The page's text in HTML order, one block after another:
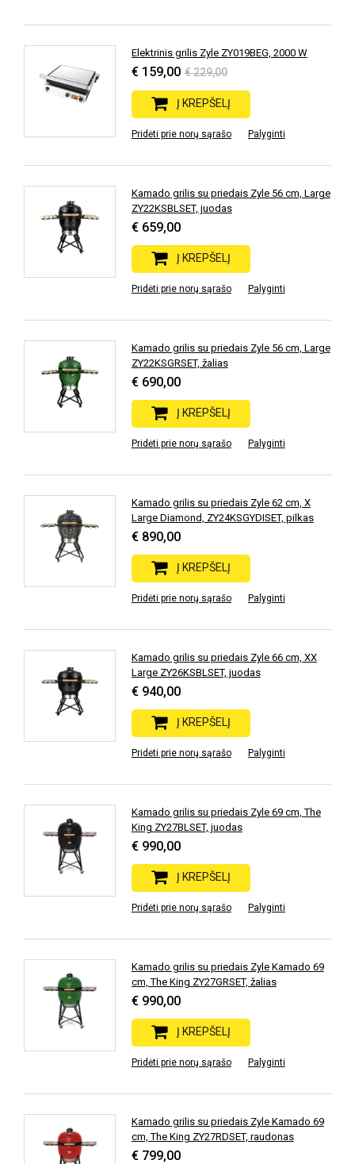
Elektrinis grilis Zyle ZY019BEG, 2000 W
€ 159,00 € 229,00
Į KREPŠELĮ
Pridėti prie norų sąrašo Palyginti
Kamado grilis su priedais Zyle 56 cm, Large
ZY22KSBLSET, juodas
€ 659,00
Į KREPŠELĮ
Pridėti prie norų sąrašo Palyginti
Kamado grilis su priedais Zyle 56 cm, Large
ZY22KSGRSET, žalias
€ 690,00
Į KREPŠELĮ
Pridėti prie norų sąrašo Palyginti
Kamado grilis su priedais Zyle 62 cm, X
Large Diamond, ZY24KSGYDISET, pilkas
€ 890,00
Į KREPŠELĮ
Pridėti prie norų sąrašo Palyginti
Kamado grilis su priedais Zyle 66 cm, XX
Large ZY26KSBLSET, juodas
€ 940,00
Į KREPŠELĮ
Pridėti prie norų sąrašo Palyginti
Kamado grilis su priedais Zyle 69 cm, The
King ZY27BLSET, juodas
€ 990,00
Į KREPŠELĮ
Pridėti prie norų sąrašo Palyginti
Kamado grilis su priedais Zyle Kamado 69
cm, The King ZY27GRSET, žalias
€ 990,00
Į KREPŠELĮ
Pridėti prie norų sąrašo Palyginti
Kamado grilis su priedais Zyle Kamado 69
cm, The King ZY27RDSET, raudonas
€ 799,00